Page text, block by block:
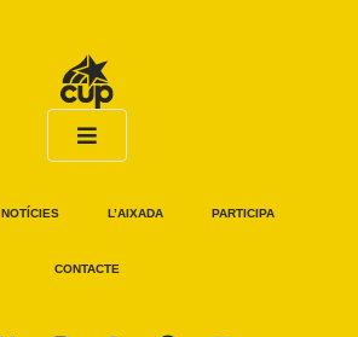
NOTÍCIES L’AIXADA PARTICIPA
CONTACTE